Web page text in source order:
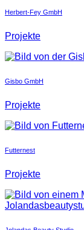
Herbert-Fey GmbH
Projekte
Gisbo GmbH
Projekte
Futternest
Projekte